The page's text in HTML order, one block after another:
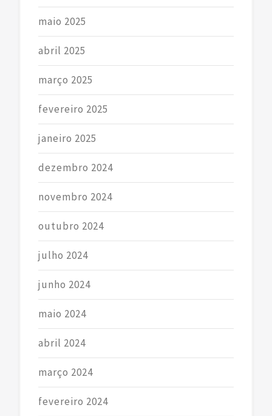
maio 2025
abril 2025
março 2025
fevereiro 2025
janeiro 2025
dezembro 2024
novembro 2024
outubro 2024
julho 2024
junho 2024
maio 2024
abril 2024
março 2024
fevereiro 2024